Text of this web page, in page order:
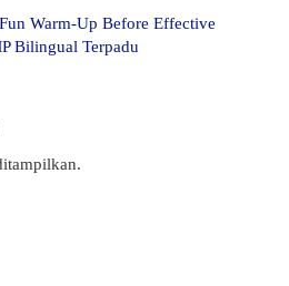
Warm-Up Before Effective
Bilingual Terpadu